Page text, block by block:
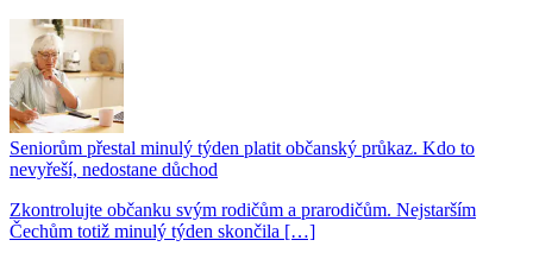
Seniorům přestal minulý týden platit občanský průkaz. Kdo to
nevyřeší, nedostane důchod
Zkontrolujte občanku svým rodičům a prarodičům. Nejstarším
Čechům totiž minulý týden skončila […]